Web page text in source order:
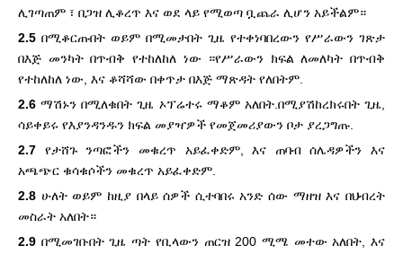
ሊገጣጠም ፣ በጋዝ ሊቆረጥ እና ወደ ላይ የሚወጣ ቧጨራ ሊሆን አይችልም።
2.5 በሚቆርጡበት ወይም በሚመታበት ጊዜ የተቀነባበረውን የሥራውን ገጽታ
በእጅ መንካት በጥብቅ የተከለከለ ነው ።የሥራውን ክፍል ለመለካት በጥብቅ
የተከለከለ ነው, እና ቆሻሻው በቀጥታ በእጅ ማጽዳት የለበትም.
2.6 ማሽኑን በሚለቁበት ጊዜ ኦፕሬተሩ ማቆም አለበት.በሚያሽከረክሩበት ጊዜ,
ሳይቀይሩ የእያንዳንዱን ክፍል መያዣዎች የመጀመሪያውን ቦታ ያረጋግጡ.
2.7 የታሸጉ ንጣፎችን መቁረጥ አይፈቀድም, እና ጠባብ ሰሌዳዎችን እና
አጫጭር ቁሳቁሶችን መቁረጥ አይፈቀድም.
2.8 ሁለት ወይም ከዚያ በላይ ሰዎች ሲተባበሩ አንድ ሰው ማዘዝ እና በህብረት
መስራት አለበት።
2.9 በሚመገቡበት ጊዜ ጣት የቢላውን ጠርዝ 200 ሚሜ መተው አለበት, እና